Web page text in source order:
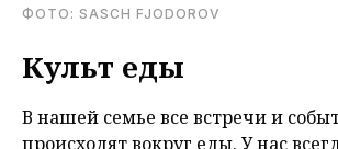
ФОТО: SASCH FJODOROV
Культ еды
В нашей семье все встречи и
происходят вокруг еды. У нас